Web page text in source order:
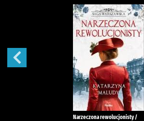
Narzeczona rewolucjonisty /